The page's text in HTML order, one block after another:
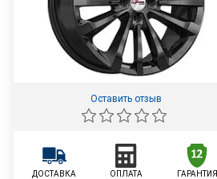
Оставить отзыв
ДОСТАВКА ОПЛАТА ГАРАНТИЯ